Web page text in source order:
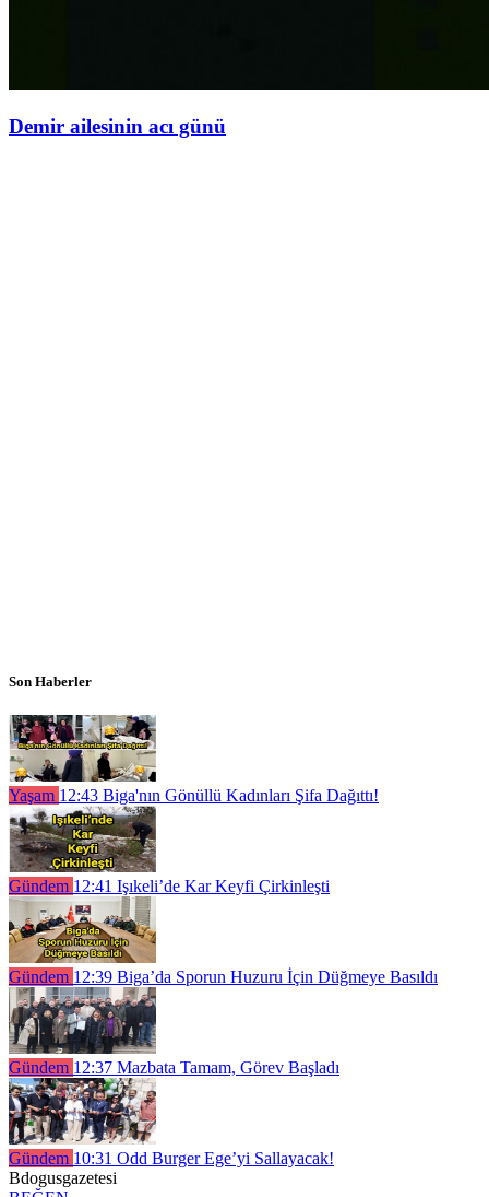
Demir ailesinin acı günü
Son Haberler
Yaşam 12:43 Biga'nın Gönüllü Kadınları Şifa Dağıttı!
Gündem 12:41 Işıkeli’de Kar Keyfi Çirkinleşti
Gündem 12:39 Biga’da Sporun Huzuru İçin Düğmeye Basıldı
Gündem 12:37 Mazbata Tamam, Görev Başladı
Gündem 10:31 Odd Burger Ege’yi Sallayacak!
Bdogusgazetesi